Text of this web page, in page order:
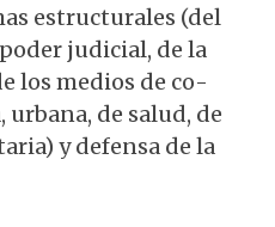
estructurales (del
judicial, de la
los medios de co­
de salud, de
y defensa de la